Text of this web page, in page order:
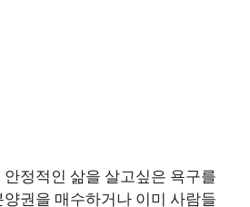
정적인 삶을 살고싶은 욕구를
권을 매수하거나 이미 사람들